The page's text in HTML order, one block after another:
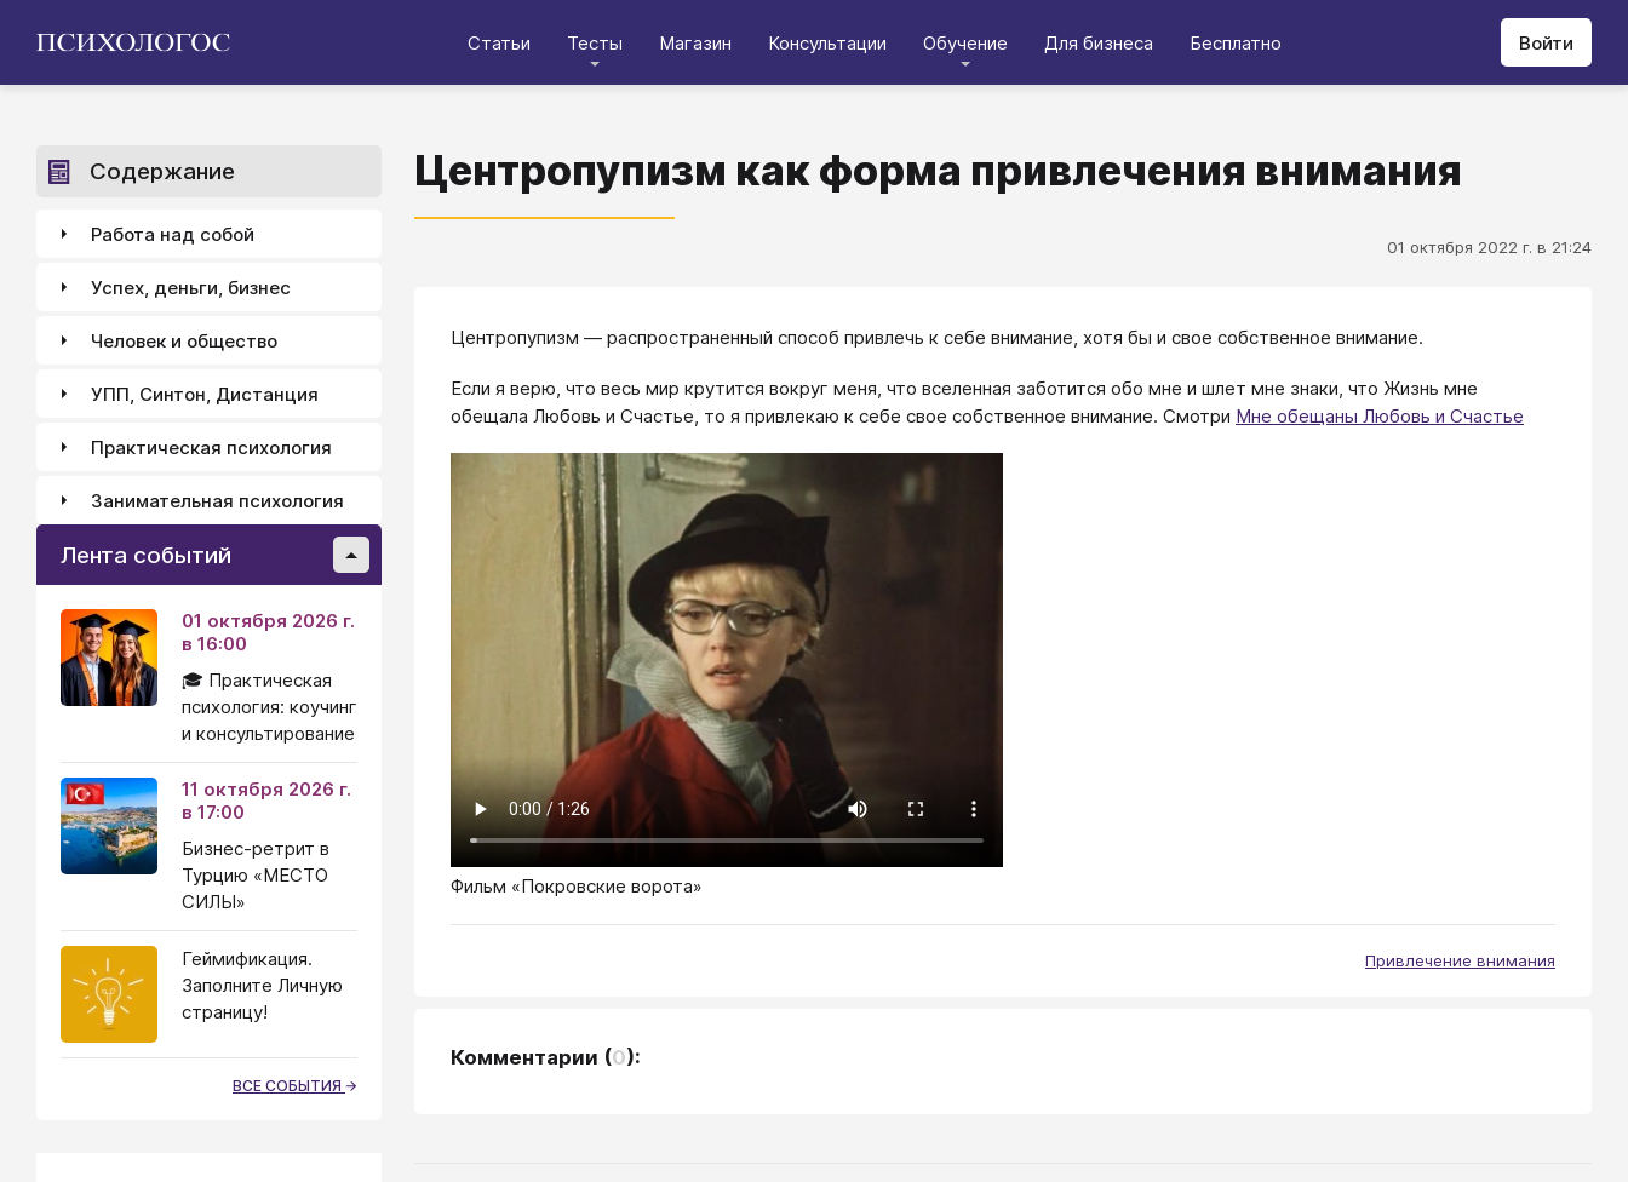
Статьи Тесты Магазин Консультации Обучение Для бизнеса Бесплатно Войти
Центропупизм как форма привлечения внимания
01 октября 2022 г. в 21:24
Центропупизм ― распространенный способ привлечь к себе внимание, хотя бы и свое собственное внимание.
Если я верю, что весь мир крутится вокруг меня, что вселенная заботится обо мне и шлет мне знаки, что Жизнь мне
обещала Любовь и Счастье, то я привлекаю к себе свое собственное внимание. Смотри Мне обещаны Любовь и Счастье
Фильм «Покровские ворота»
Привлечение внимания
Комментарии (0):
Содержание
Работа над собой
Успех, деньги, бизнес
Человек и общество
УПП, Синтон, Дистанция
Практическая психология
Занимательная психология
Лента событий
01 октября 2026 г.
в 16:00
🎓 Практическая
психология: коучинг
и консультирование
11 октября 2026 г.
в 17:00
Бизнес-ретрит в
Турцию «МЕСТО
СИЛЫ»
Геймификация.
Заполните Личную
страницу!
ВСЕ СОБЫТИЯ